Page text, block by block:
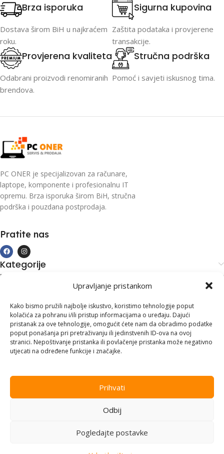
Upravljanje pristankom
Kako bismo pružili najbolje iskustvo, koristimo tehnologije poput
kolačića za pohranu i/ili pristup informacijama o uređaju. Dajući
pristanak za ove tehnologije, omogućit ćete nam da obradimo podatke
poput ponašanja pri pretraživanju ili jedinstvenih ID-ova na ovoj
stranici. Nepoštivanje pristanka ili povlačenje pristanka može negativno
utjecati na određene funkcije i značajke.
Prihvati
Odbij
Pogledajte postavke
Brza isporuka
Dostava širom BiH u najkraćem
roku.
Sigurna kupovina
Zaštita podataka i provjerene
transakcije.
Provjerena kvaliteta
Odabrani proizvodi renomiranih
brendova.
Stručna podrška
Pomoć i savjeti iskusnog tima.
PC ONER je specijalizovan za računare,
laptope, komponente i profesionalnu IT
opremu. Brza isporuka širom BiH, stručna
podrška i pouzdana postprodaja.
Pratite nas
Kategorije
Kupovina i podrška
Kontakt informacije
Branilaca Bosne, 75 300 Lukavac
+387 35 555 999
info@pconer.ba
Vision.